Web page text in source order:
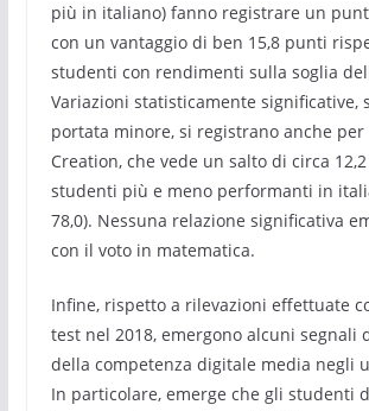
più in italiano) fanno registrare un
con un vantaggio di ben 15,8 punti
studenti con rendimenti sulla soglia
Variazioni statisticamente significative,
portata minore, si registrano anche per
Creation, che vede un salto di circa
studenti più e meno performanti in
78,0). Nessuna relazione significativa
con il voto in matematica.
Infine, rispetto a rilevazioni effettuate
test nel 2018, emergono alcuni segnali
della competenza digitale media negli
In particolare, emerge che gli studenti